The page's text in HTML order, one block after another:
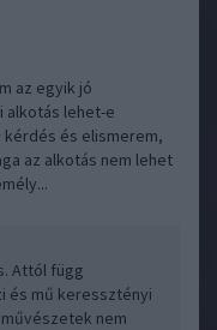
az egyik jó
alkotás lehet-e
és elismerem,
az alkotás nem lehet
Attól függ
és mű keressztényi
nem